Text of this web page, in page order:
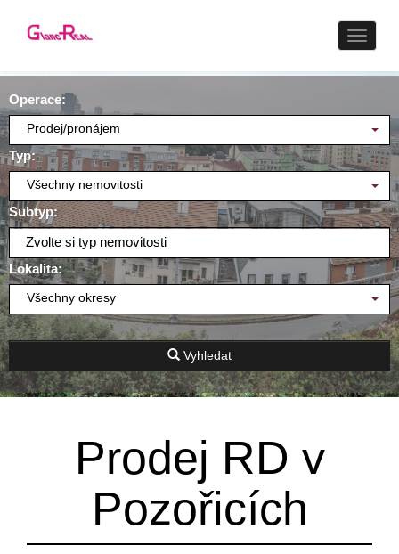
Operace:
Prodej/pronájem
Typ:
Všechny nemovitosti
Subtyp:
Zvolte si typ nemovitosti
Lokalita:
Všechny okresy
Vyhledat
Prodej RD v
Pozořicích